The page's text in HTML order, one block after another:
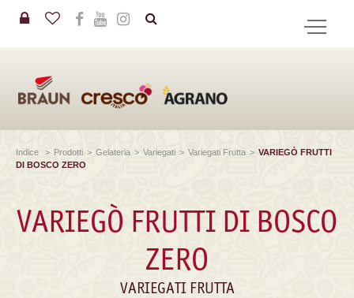
Indice > Prodotti > Gelateria > Variegati > Variegati Frutta > VARIEGÒ FRUTTI
DI BOSCO ZERO
VARIEGÒ FRUTTI DI BOSCO
ZERO
VARIEGATI FRUTTA